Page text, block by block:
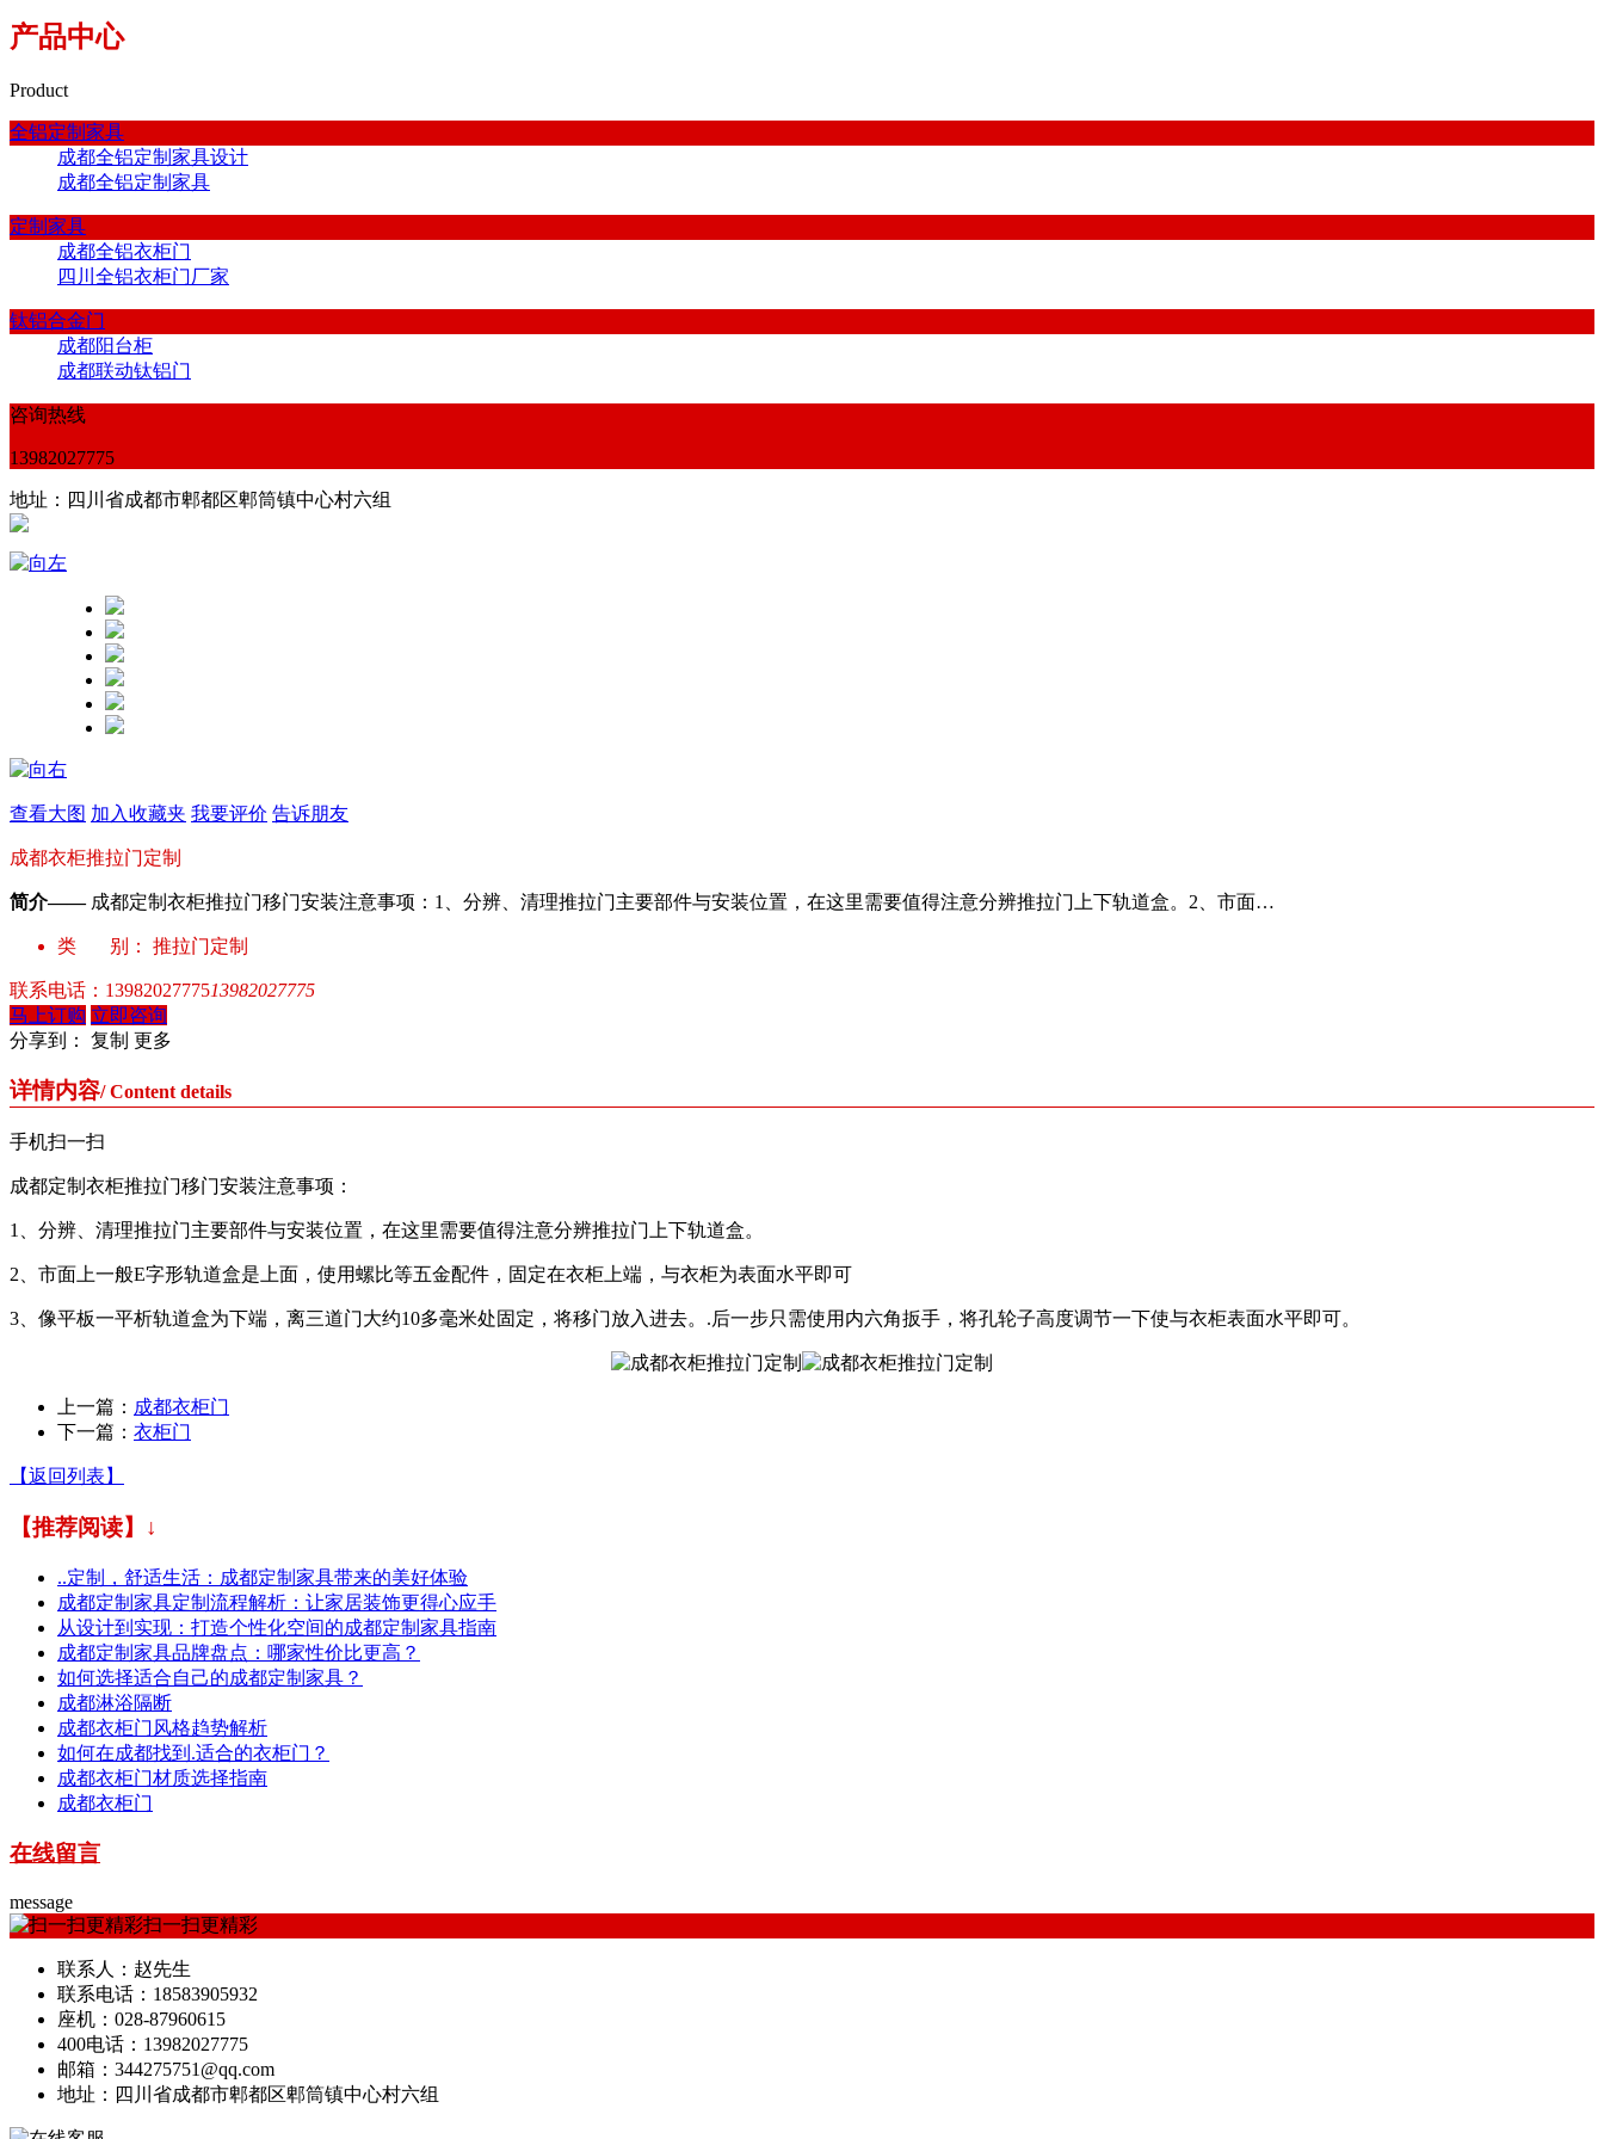
产品中心
Product
全铝定制家具
成都全铝定制家具设计
成都全铝定制家具
定制家具
成都全铝衣柜门
四川全铝衣柜门厂家
钛铝合金门
成都阳台柜
成都联动钛铝门
咨询热线
13982027775
地址：四川省成都市郫都区郫筒镇中心村六组
查看大图 加入收藏夹 我要评价 告诉朋友
成都衣柜推拉门定制
简介——成都定制衣柜推拉门移门安装注意事项：1、分辨、清理推拉门主要部件与安装位置，在这里需要值得注意分辨推拉门上下轨道盒。2、市面…
类 别： 推拉门定制
联系电话： 1398202777513982027775
马上订购 立即咨询
分享到：
复制 更多
详情内容/ Content details
手机扫一扫
成都定制衣柜推拉门移门安装注意事项：
1、分辨、清理推拉门主要部件与安装位置，在这里需要值得注意分辨推拉门上下轨道盒。
2、市面上一般E字形轨道盒是上面，使用螺比等五金配件，固定在衣柜上端，与衣柜为表面水平即可
3、像平板一平析轨道盒为下端，离三道门大约10多毫米处固定，将移门放入进去。.后一步只需使用内六角扳手，将孔轮子高度调节一下使与衣柜表面水平即可。
上一篇： 成都衣柜门
下一篇： 衣柜门
【返回列表】
【推荐阅读】↓
..定制，舒适生活：成都定制家具带来的美好体验
成都定制家具定制流程解析：让家居装饰更得心应手
从设计到实现：打造个性化空间的成都定制家具指南
成都定制家具品牌盘点：哪家性价比更高？
如何选择适合自己的成都定制家具？
成都淋浴隔断
成都衣柜门风格趋势解析
如何在成都找到.适合的衣柜门？
成都衣柜门材质选择指南
成都衣柜门
在线留言
message
扫一扫更精彩
联系人：赵先生
联系电话：18583905932
座机：028-87960615
400电话：13982027775
邮箱：344275751@qq.com
地址：四川省成都市郫都区郫筒镇中心村六组